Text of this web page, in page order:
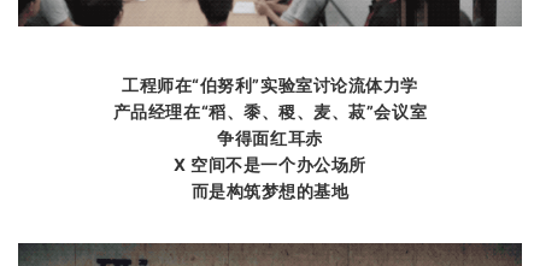
工程师在“伯努利”实验室讨论流体力学
产品经理在“稻、黍、稷、麦、菽”会议室
争得面红耳赤
X 空间不是一个办公场所
而是构筑梦想的基地